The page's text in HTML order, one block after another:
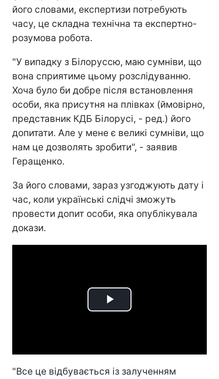
його словами, експертизи потребують
часу, це складна технічна та експертно-
розумова робота.
"У випадку з Білоруссю, маю сумніви, що
вона сприятиме цьому розслідуванню.
Хоча було би добре після встановлення
особи, яка присутня на плівках (ймовірно,
представник КДБ Білорусі, - ред.) його
допитати. Але у мене є великі сумніви, що
нам це дозволять зробити", - заявив
Геращенко.
За його словами, зараз узгоджують дату і
час, коли українські слідчі зможуть
провести допит особи, яка опублікувала
докази.
Play
"Все це відбувається із залученням